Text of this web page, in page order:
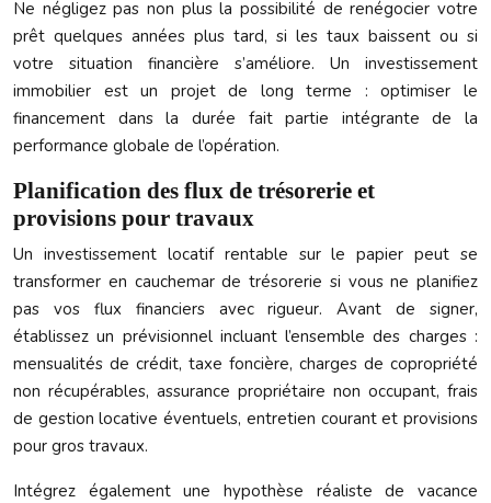
Ne négligez pas non plus la possibilité de renégocier votre
prêt quelques années plus tard, si les taux baissent ou si
votre situation financière s’améliore. Un investissement
immobilier est un projet de long terme : optimiser le
financement dans la durée fait partie intégrante de la
performance globale de l’opération.
Planification des flux de trésorerie et
provisions pour travaux
Un investissement locatif rentable sur le papier peut se
transformer en cauchemar de trésorerie si vous ne planifiez
pas vos flux financiers avec rigueur. Avant de signer,
établissez un prévisionnel incluant l’ensemble des charges :
mensualités de crédit, taxe foncière, charges de copropriété
non récupérables, assurance propriétaire non occupant, frais
de gestion locative éventuels, entretien courant et provisions
pour gros travaux.
Intégrez également une hypothèse réaliste de vacance